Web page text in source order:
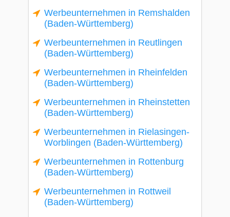
Werbeunternehmen in Remshalden
(Baden-Württemberg)
Werbeunternehmen in Reutlingen
(Baden-Württemberg)
Werbeunternehmen in Rheinfelden
(Baden-Württemberg)
Werbeunternehmen in Rheinstetten
(Baden-Württemberg)
Werbeunternehmen in Rielasingen-
Worblingen (Baden-Württemberg)
Werbeunternehmen in Rottenburg
(Baden-Württemberg)
Werbeunternehmen in Rottweil
(Baden-Württemberg)